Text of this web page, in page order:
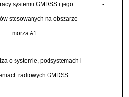
systemu GMDSS i jego
stosowanych na obszarze
morza A1
-
o systemie, podsystemach i
radiowych GMDSS
-